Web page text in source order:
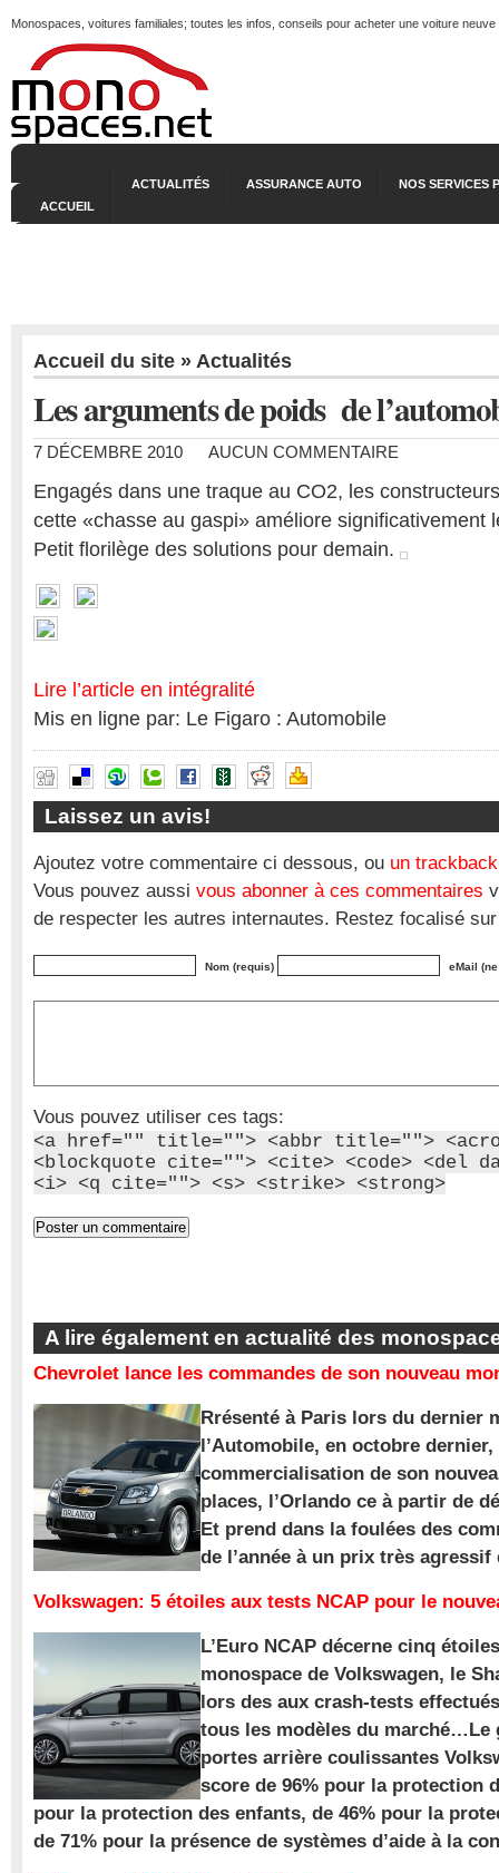
Monospaces, voitures familiales; toutes les infos, conseils pour acheter une voiture
ACCUEIL
ACTUALITÉS ASSURANCE AUTO NOS SERVICES
Accueil du site » Actualités
Les arguments de poids de
7 DÉCEMBRE 2010 AUCUN COMMENTAIRE
Engagés dans une traque au CO2, les
cette «chasse au gaspi» améliore significativement
Petit florilège des solutions pour demain.
Lire l’article en intégralité
Mis en ligne par: Le Figaro : Automobile
Laissez un avis!
Ajoutez votre commentaire ci dessous, ou un trackback
Vous pouvez aussi vous abonner à ces commentaires
de respecter les autres internautes. Restez focalisé
Nom (requis) eMail
Vous pouvez utiliser ces tags:
<a href="" title=""> <abbr title="">
<blockquote cite=""> <cite> <code> <del
<i> <q cite=""> <s> <strike> <strong>
A lire également en actualité des
Chevrolet lance les commandes de son nouveau
Rrésenté à Paris lors du dernier
l’Automobile, en octobre
commercialisation de son
places, l’Orlando ce à partir de
Et prend dans la foulées des
de l’année à un prix très agressif
Volkswagen: 5 étoiles aux tests NCAP pour le
L’Euro NCAP décerne cinq
monospace de Volkswagen, le
lors des aux crash-tests
tous les modèles du marché…Le
portes arrière coulissantes
score de 96% pour la protection
pour la protection des enfants, de 46% pour la
de 71% pour la présence de systèmes d’aide à la